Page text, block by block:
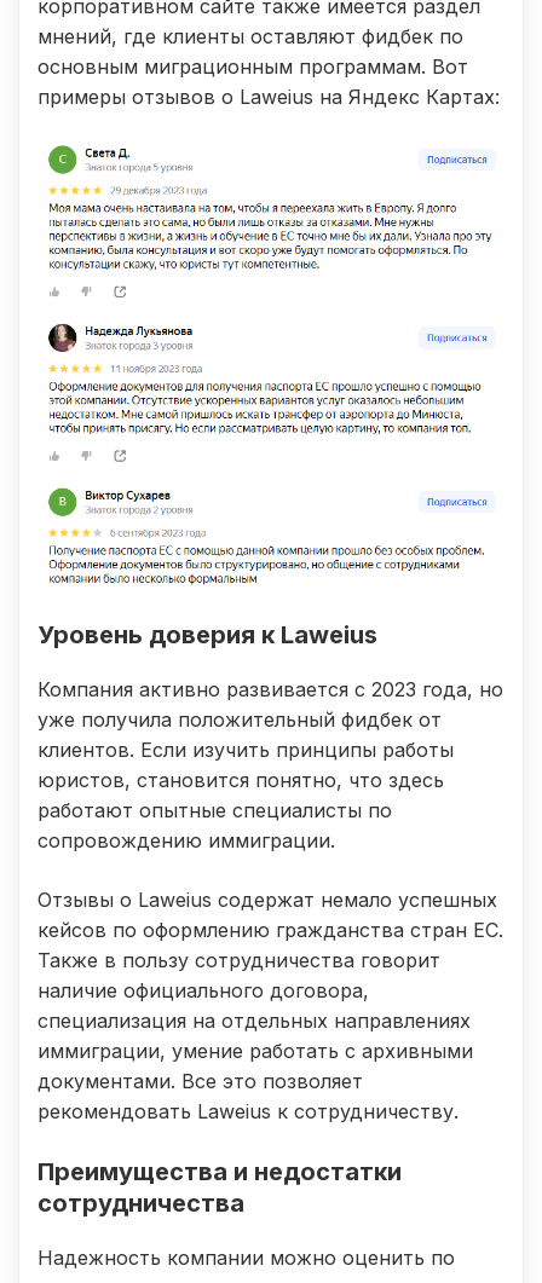
корпоративном сайте также имеется раздел
мнений, где клиенты оставляют фидбек по
основным миграционным программам. Вот
примеры отзывов о Laweius на Яндекс Картах:
Уровень доверия к Laweius
Компания активно развивается с 2023 года, но
уже получила положительный фидбек от
клиентов. Если изучить принципы работы
юристов, становится понятно, что здесь
работают опытные специалисты по
сопровождению иммиграции.
Отзывы о Laweius содержат немало успешных
кейсов по оформлению гражданства стран ЕС.
Также в пользу сотрудничества говорит
наличие официального договора,
специализация на отдельных направлениях
иммиграции, умение работать с архивными
документами. Все это позволяет
рекомендовать Laweius к сотрудничеству.
Преимущества и недостатки
сотрудничества
Надежность компании можно оценить по